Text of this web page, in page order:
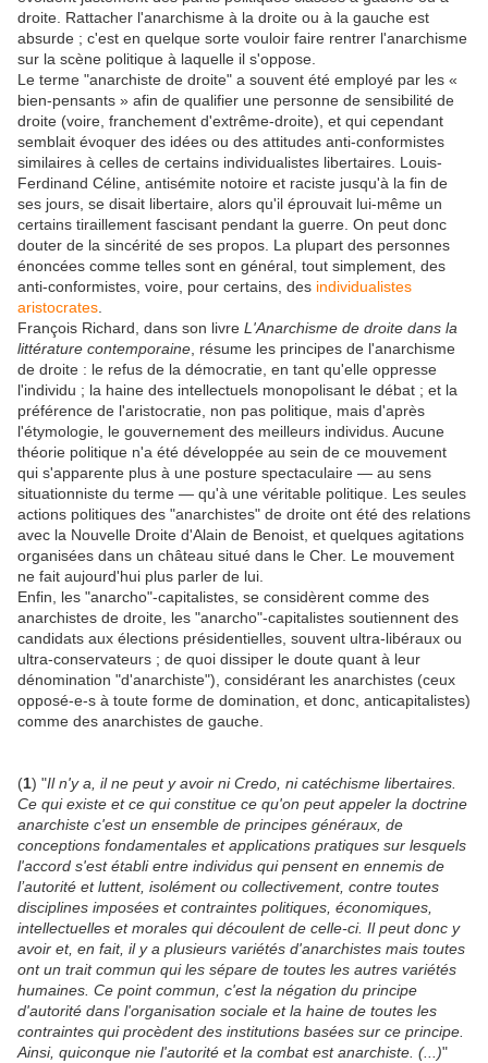
droite. Rattacher l'anarchisme à la droite ou à la gauche est
absurde ; c'est en quelque sorte vouloir faire rentrer l'anarchisme
sur la scène politique à laquelle il s'oppose.
Le terme "anarchiste de droite" a souvent été employé par les «
bien-pensants » afin de qualifier une personne de sensibilité de
droite (voire, franchement d'extrême-droite), et qui cependant
semblait évoquer des idées ou des attitudes anti-conformistes
similaires à celles de certains individualistes libertaires. Louis-
Ferdinand Céline, antisémite notoire et raciste jusqu'à la fin de
ses jours, se disait libertaire, alors qu'il éprouvait lui-même un
certains tiraillement fascisant pendant la guerre. On peut donc
douter de la sincérité de ses propos. La plupart des personnes
énoncées comme telles sont en général, tout simplement, des
anti-conformistes, voire, pour certains, des individualistes
aristocrates
François Richard, dans son livre L'Anarchisme de droite dans la
littérature contemporaine , résume les principes de l'anarchisme
de droite : le refus de la démocratie, en tant qu'elle oppresse
l'individu ; la haine des intellectuels monopolisant le débat ; et la
préférence de l'aristocratie, non pas politique, mais d'après
l'étymologie, le gouvernement des meilleurs individus. Aucune
théorie politique n'a été développée au sein de ce mouvement
qui s'apparente plus à une posture spectaculaire — au sens
situationniste du terme — qu'à une véritable politique. Les seules
actions politiques des "anarchistes" de droite ont été des relations
avec la Nouvelle Droite d'Alain de Benoist, et quelques agitations
organisées dans un château situé dans le Cher. Le mouvement
ne fait aujourd'hui plus parler de lui.
Enfin, les "anarcho"-capitalistes, se considèrent comme des
anarchistes de droite, les "anarcho"-capitalistes soutiennent des
candidats aux élections présidentielles, souvent ultra-libéraux ou
ultra-conservateurs ; de quoi dissiper le doute quant à leur
dénomination "d'anarchiste"), considérant les anarchistes (ceux
opposé-e-s à toute forme de domination, et donc, anticapitalistes)
comme des anarchistes de gauche.
(1) "Il n'y a, il ne peut y avoir ni Credo, ni catéchisme libertaires.
Ce qui existe et ce qui constitue ce qu'on peut appeler la doctrine
anarchiste c'est un ensemble de principes généraux, de
conceptions fondamentales et applications pratiques sur lesquels
l'accord s'est établi entre individus qui pensent en ennemis de
l’autorité et luttent, isolément ou collectivement, contre toutes
disciplines imposées et contraintes politiques, économiques,
intellectuelles et morales qui découlent de celle-ci. Il peut donc y
avoir et, en fait, il y a plusieurs variétés d'anarchistes mais toutes
ont un trait commun qui les sépare de toutes les autres variétés
humaines. Ce point commun, c'est la négation du principe
d'autorité dans l'organisation sociale et la haine de toutes les
contraintes qui procèdent des institutions basées sur ce principe.
Ainsi, quiconque nie l'autorité et la combat est anarchiste. (...)"